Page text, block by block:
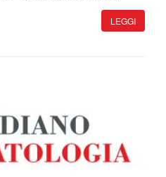
LEGGI